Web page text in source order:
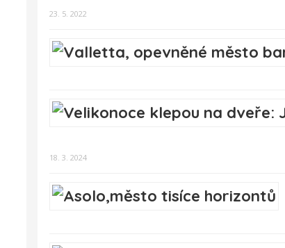
23. 5. 2022
18. 3. 2024